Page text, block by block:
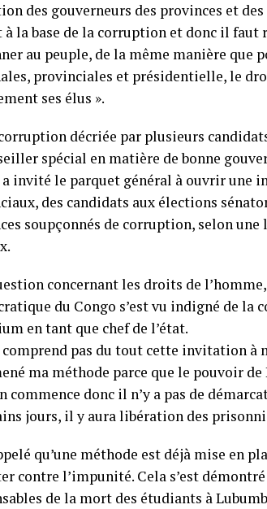
des gouverneurs des provinces et
à la base de la corruption et donc il
au peuple, de la même manière que
provinciales et présidentielle, le
ses élus ».
décriée par plusieurs
spécial en matière de bonne
invité le parquet général à ouvrir une
des candidats aux élections
soupçonnés de corruption, selon
concernant les droits de
du Congo s’est vu indigné de la
en tant que chef de l’état.
comprend pas du tout cette invitation à
ma méthode parce que le pouvoir
commence donc il n’y a pas de
jours, il y aura libération des
qu’une méthode est déjà mise en
contre l’impunité. Cela s’est
de la mort des étudiants à